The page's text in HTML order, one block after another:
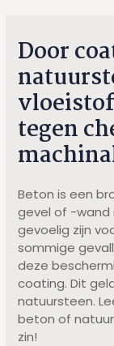
Door
tegen
Beton is een
gevel of -wand
gevoelig zijn
sommige
deze
coating. Dit
natuursteen.
beton of
zin!